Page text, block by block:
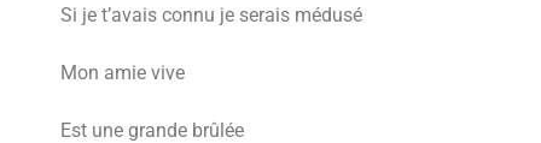
Si je t’avais connu je serais médusé
Mon amie vive
Est une grande brûlée